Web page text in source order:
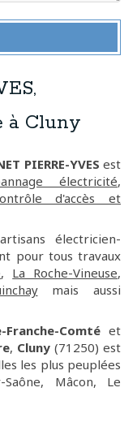
à Cluny
PIERRE-YVES est
électricité,
d'accès et
électricien-
pour tous travaux
, La Roche-Vineuse,
mais aussi
Franche-Comtéet
, Cluny(71250) est
les plus peuplées
Mâcon, Le